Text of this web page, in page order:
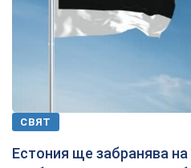
СВЯТ
Естония ще забранява